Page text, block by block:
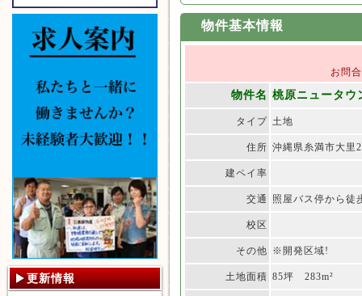
物件基本情報
お問
物件名 桃原ニュータウ
タイプ 土地
住所 沖縄県糸満市大
建ペイ率
交通 照屋バス停から徒
校区
その他 ※開発区域!
土地面積 85坪 283m²
更新情報